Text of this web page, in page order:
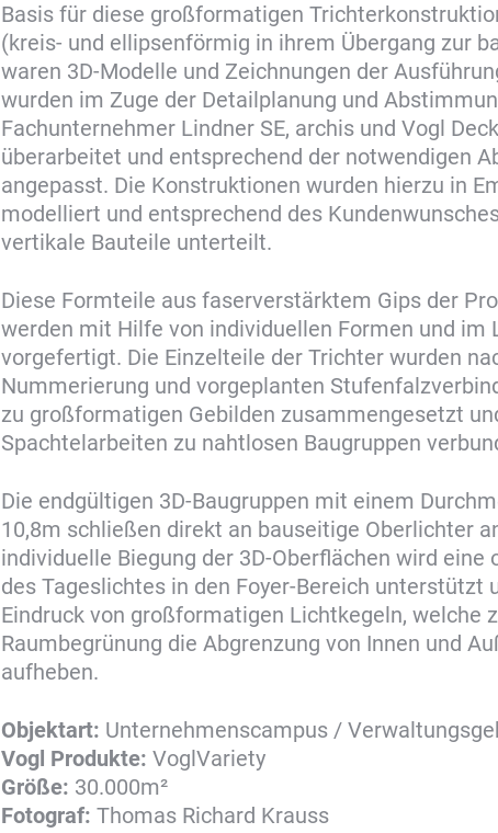
Basis für diese großformatigen
(kreis- und ellipsenförmig in ihrem Übergang zur
waren 3D-Modelle und Zeichnungen der
wurden im Zuge der Detailplanung und
Fachunternehmer Lindner SE, archis und Vogl
überarbeitet und entsprechend der notwendigen
angepasst. Die Konstruktionen wurden hierzu in
modelliert und entsprechend des
vertikale Bauteile unterteilt.
Diese Formteile aus faserverstärktem Gips der
werden mit Hilfe von individuellen Formen und im
vorgefertigt. Die Einzelteile der Trichter wurden
Nummerierung und vorgeplanten
zu großformatigen Gebilden zusammengesetzt
Spachtelarbeiten zu nahtlosen Baugruppen
Die endgültigen 3D-Baugruppen mit einem
10,8m schließen direkt an bauseitige Oberlichter
individuelle Biegung der 3D-Oberflächen wird
des Tageslichtes in den Foyer-Bereich unterstützt
Eindruck von großformatigen Lichtkegeln, welche
Raumbegrünung die Abgrenzung von Innen und
aufheben.
Objektart: Unternehmenscampus /
Vogl Produkte: VoglVariety
Größe: 30.000m²
Fotograf: Thomas Richard Krauss